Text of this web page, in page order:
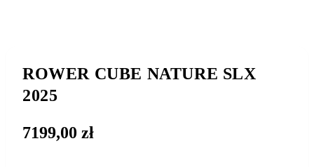
ROWER CUBE NATURE SLX
2025
7199,00 zł